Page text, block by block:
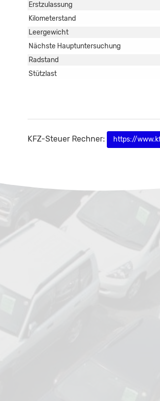
Erstzulassung
Kilometerstand
Leergewicht
Nächste Hauptuntersuchung
Radstand
Stützlast
KFZ-Steuer Rechner: https://